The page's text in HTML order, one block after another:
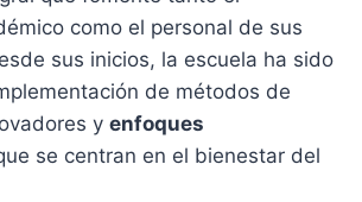
como el personal de sus
sus inicios, la escuela ha sido
de métodos de
y enfoques
se centran en el bienestar del